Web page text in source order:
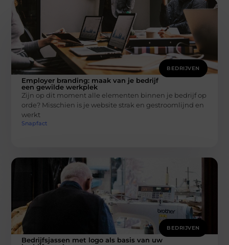
BEDRIJVEN
Employer branding: maak van je bedrijf
een gewilde werkplek
Zijn op dit moment alle elementen binnen je bedrijf op
orde? Misschien is je website strak en gestroomlijnd en
werkt
Snapfact
BEDRIJVEN
Bedrijfsjassen met logo als basis van uw